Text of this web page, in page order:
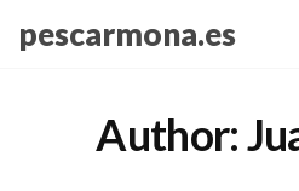
pescarmona.es
Author: